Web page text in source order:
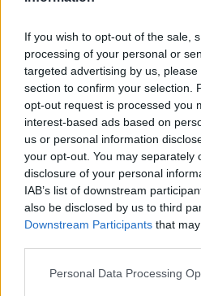
If you wish to opt-out of the sale,
processing of your personal or
targeted advertising by us,
section to confirm your selection.
opt-out request is processed you
interest-based ads based on
us or personal information
your opt-out. You may separately
disclosure of your personal
IAB’s list of downstream
also be disclosed by us to third
Downstream Participants that
Personal Data Processing
Μελέτη ΓΣΕΒΕΕ:
Αναποτελεσματικό το
σύστημα συνεχιζόμενης
επαγγελματικής
κατάρτισης
21/03/2024 - 11:42